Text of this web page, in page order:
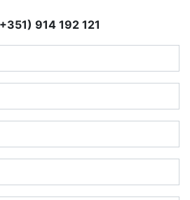
914 192 121